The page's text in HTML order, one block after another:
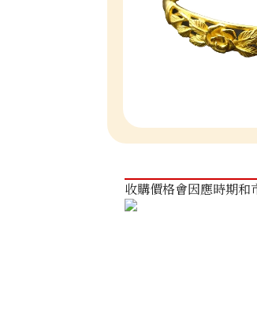
收購價格會因應時期和